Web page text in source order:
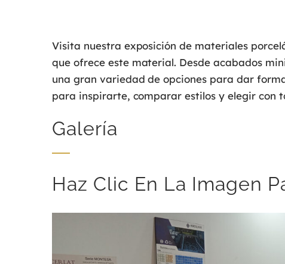
Visita nuestra exposición de materiales
que ofrece este material. Desde acabados
una gran variedad de opciones para dar
para inspirarte, comparar estilos y elegir con
Galería
Haz Clic En La Imagen